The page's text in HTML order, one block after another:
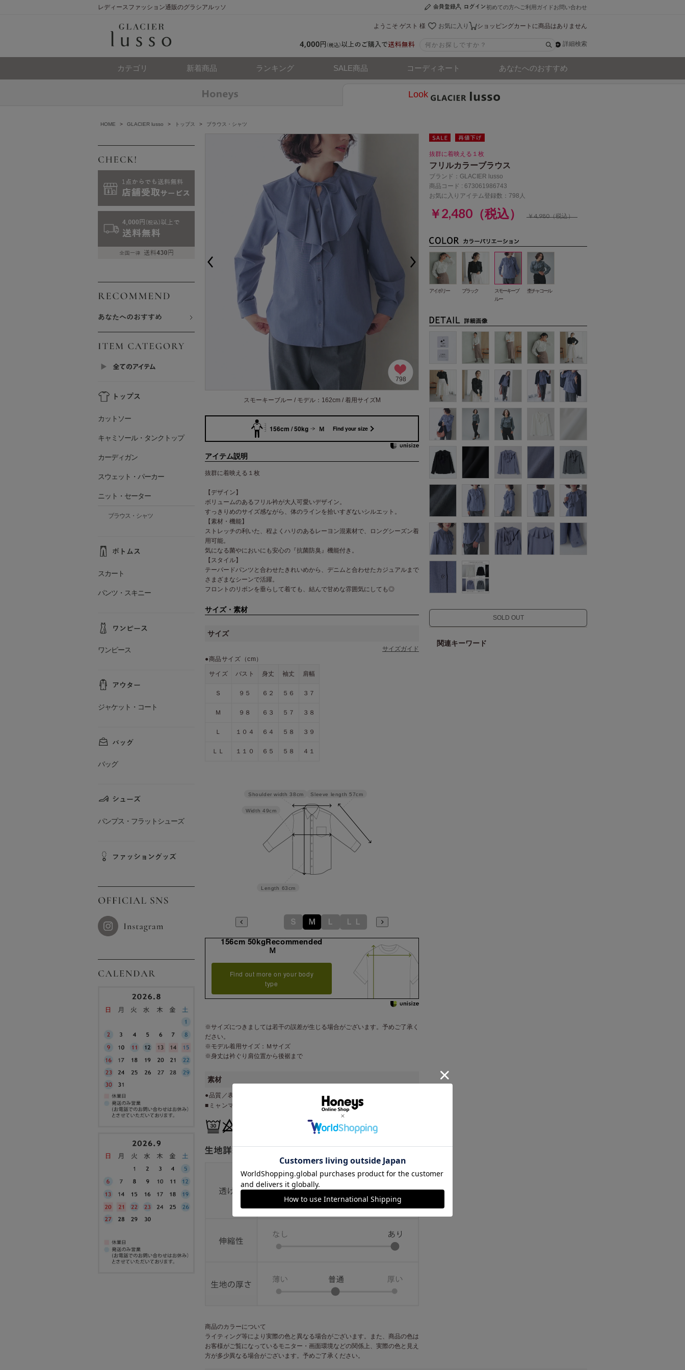
レディースファッション通販のグラシアルッソ お問い合わせ
ご利用ガイド
初めての方へ
ショッピングカートに商品はありません
お気に入り
ようこそ ゲスト 様
詳細検索
カテゴリ 新着商品 ランキング SALE商品 コーディネート あなたへのおすすめ
Look
HOME > GLACIER lusso > トップス > ブラウス・シャツ
798
スモーキーブルー / モデル：162cm / 着用サイズM
156cm / 50kg Ｍ Find your size
アイテム説明
抜群に着映える１枚
【デザイン】
ボリュームのあるフリル衿が大人可愛いデザイン。
すっきりめのサイズ感ながら、体のラインを拾いすぎないシルエット。
【素材・機能】
ストレッチの利いた、程よくハリのあるレーヨン混素材で、ロングシーズン着
用可能。
気になる菌やにおいにも安心の『抗菌防臭』機能付き。
【スタイル】
テーパードパンツと合わせたきれいめから、デニムと合わせたカジュアルまで
さまざまなシーンで活躍。
フロントのリボンを垂らして着ても、結んで甘めな雰囲気にしても◎
サイズ・素材
サイズ
サイズガイド
●商品サイズ（cm）
サイズ バスト 身丈 袖丈 肩幅
Ｓ ９５ ６２ ５６ ３７
Ｍ ９８ ６３ ５７ ３８
Ｌ １０４ ６４ ５８ ３９
ＬＬ １１０ ６５ ５８ ４１
Sleeve length 57cm
Length 63cm
Width 49cm
Shoulder width 38cm
Ｓ Ｍ Ｌ ＬＬ
156cm 50kgRecommended
Ｍ
Find out more on your body
type
※サイズにつきましては若干の誤差が生じる場合がございます。予めご了承く
ださい。
※モデル着用サイズ：Ｍサイズ
※身丈は衿ぐり肩位置から後裾まで
素材
●品質／表地 ポリエステル ７５％・レーヨン ２１％・ポリウレタン ４％
■ミャンマー製
商品のカラーについて
ライティング等により実際の色と異なる場合がございます。また、商品の色は
お客様がご覧になっているモニター・画面環境などの関係上、実際の色と見え
方が多少異なる場合がございます。予めご了承ください。
抜群に着映える１枚
フリルカラーブラウス
ブランド： GLACIER lusso
商品コード : 673061986743
お気に入りアイテム登録数：798人
￥2,480（税込） ￥4,980（税込）
アイボリー ブラック
スモーキーブ
ルー
杢チャコール
SOLD OUT
関連キーワード
カットソー
キャミソール・タンクトップ
カーディガン
スウェット・パーカー
ニット・セーター
ブラウス・シャツ
スカート
パンツ・スキニー
ワンピース
ジャケット・コート
バッグ
パンプス・フラットシューズ